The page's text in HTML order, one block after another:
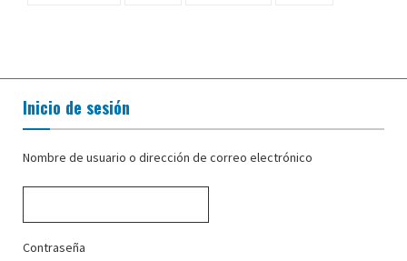
Inicio de sesión
Nombre de usuario o dirección de correo electrónico
Contraseña